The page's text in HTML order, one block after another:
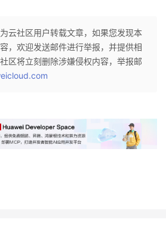
云社区用户转载文章，如果您发现本
，欢迎发送邮件进行举报，并提供相
区将立刻删除涉嫌侵权内容，举报邮